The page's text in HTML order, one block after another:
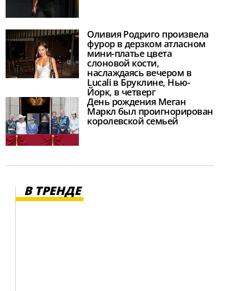
Оливия Родриго произвела
фурор в дерзком атласном
мини-платье цвета
слоновой кости,
наслаждаясь вечером в
Lucali в Бруклине, Нью-
Йорк, в четверг
День рождения Меган
Маркл был проигнорирован
королевской семьей
В ТРЕНДЕ